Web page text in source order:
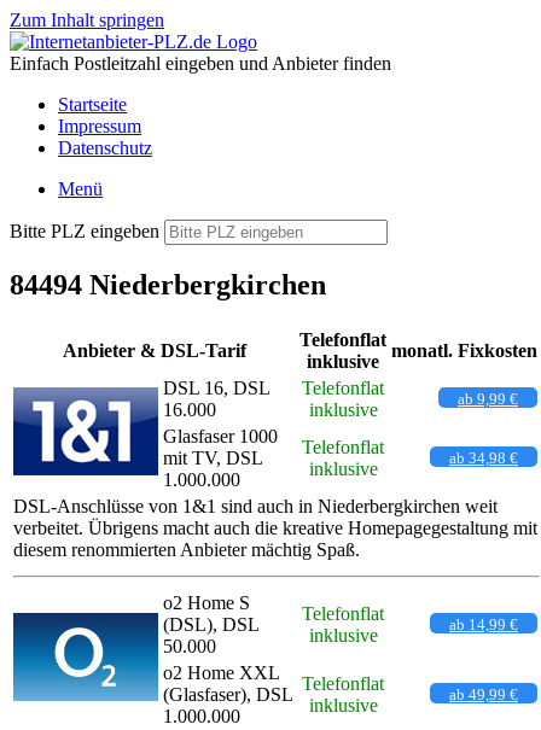
Zum Inhalt springen
Einfach Postleitzahl eingeben und Anbieter finden
Startseite
Impressum
Datenschutz
Menü
Bitte PLZ eingeben
84494 Niederbergkirchen
Anbieter & DSL-Tarif
Telefonflat
inklusive
monatl. Fixkosten
DSL 16, DSL
16.000
Telefonflat
inklusive
ab 9,99 €
Glasfaser 1000
mit TV, DSL
1.000.000
Telefonflat
inklusive
ab 34,98 €
DSL-Anschlüsse von 1&1 sind auch in Niederbergkirchen weit
verbeitet. Übrigens macht auch die kreative Homepagegestaltung mit
diesem renommierten Anbieter mächtig Spaß.
o2 Home S
(DSL), DSL
50.000
Telefonflat
inklusive
ab 14,99 €
o2 Home XXL
(Glasfaser), DSL
1.000.000
Telefonflat
inklusive
ab 49,99 €